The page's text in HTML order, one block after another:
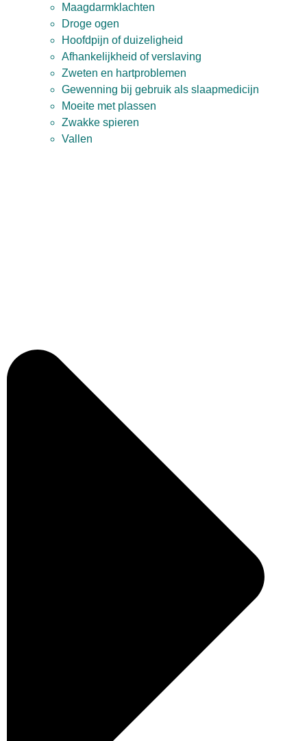
Maagdarmklachten
Droge ogen
Hoofdpijn of duizeligheid
Afhankelijkheid of verslaving
Zweten en hartproblemen
Gewenning bij gebruik als slaapmedicijn
Moeite met plassen
Zwakke spieren
Vallen